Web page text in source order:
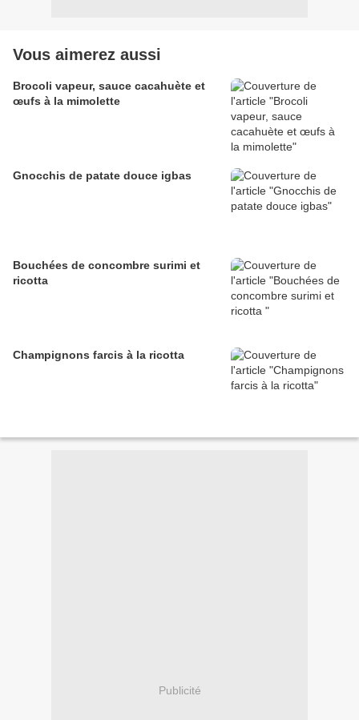
Vous aimerez aussi
Brocoli vapeur, sauce cacahuète et
œufs à la mimolette
Gnocchis de patate douce igbas
Bouchées de concombre surimi et
ricotta
Champignons farcis à la ricotta
Publicité